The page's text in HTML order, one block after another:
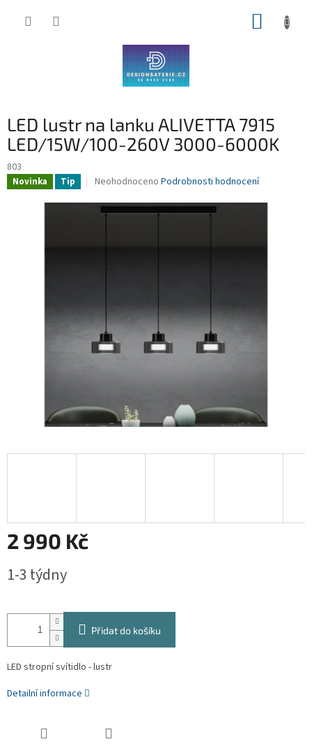
LED lustr na lanku ALIVETTA 7915
LED/15W/100-260V 3000-6000K
803
Novinka Tip
Průměrné
produktu
Neohodnoceno Podrobnosti hodnocení
2 990 Kč
cena:
1-3 týdny
Přidat do košíku
LED stropní svítidlo - lustr
Detailní informace